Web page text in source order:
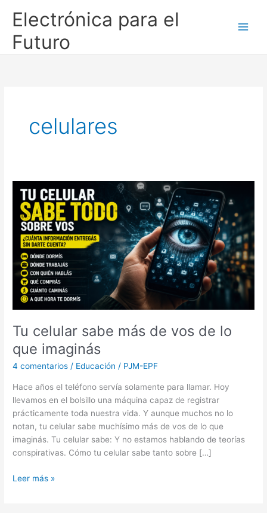
Electrónica para el
Futuro
celulares
Tu celular sabe más de vos de lo
que imaginás
4 comentarios / Educación / PJM-EPF
Hace años el teléfono servía solamente para llamar. Hoy
llevamos en el bolsillo una máquina capaz de registrar
prácticamente toda nuestra vida. Y aunque muchos no lo
notan, tu celular sabe muchísimo más de vos de lo que
imaginás. Tu celular sabe: Y no estamos hablando de teorías
conspirativas. Cómo tu celular sabe tanto sobre […]
Tu
celular
sabe
más
vos
de
que
imaginás
Leer más »